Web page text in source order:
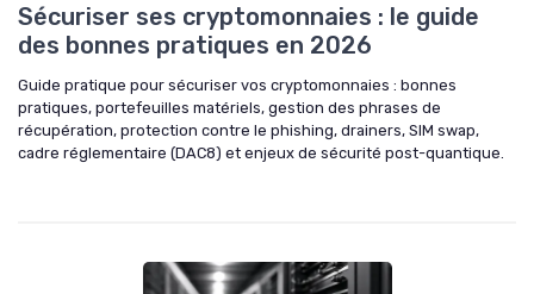
Sécuriser ses cryptomonnaies : le guide
des bonnes pratiques en 2026
Guide pratique pour sécuriser vos cryptomonnaies : bonnes
pratiques, portefeuilles matériels, gestion des phrases de
récupération, protection contre le phishing, drainers, SIM swap,
cadre réglementaire (DAC8) et enjeux de sécurité post-quantique.